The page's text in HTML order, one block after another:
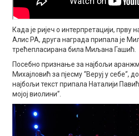
Када је ријеч о интерпретацији, прву
Алис РА, друга награда припала је
трећепласирана била Миљана Гашић.
Посебно признање за најбољи
Михајловић за пјесму “Веруј у себе“,
најбољи текст припала Наталији
мојој виолини“.